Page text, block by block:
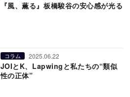
『風、薫る』板橋駿谷の安心感が光る
コラム 2025.06.22
JOIとK、Lapwingと私たちの“類似
性の正体”